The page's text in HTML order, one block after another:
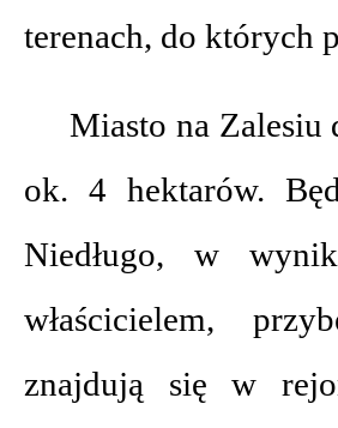
terenach, do których
Miasto na Zalesiu
ok. 4 hektarów.
Niedługo, w
właścicielem,
znajdują się w